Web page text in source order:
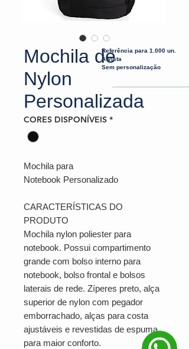
Mochila de
Nylon
Personalizada
CORES DISPONÍVEIS *
Mochila para
Notebook Personalizado
CARACTERÍSTICAS DO
PRODUTO
Mochila nylon poliester para
notebook. Possui compartimento
grande com bolso interno para
notebook, bolso frontal e bolsos
laterais de rede. Zíperes preto, alça
superior de nylon com pegador
emborrachado, alças para costa
ajustáveis e revestidas de espuma
para maior conforto.
Referência para 1.000 un.
À vista
Sem personalização